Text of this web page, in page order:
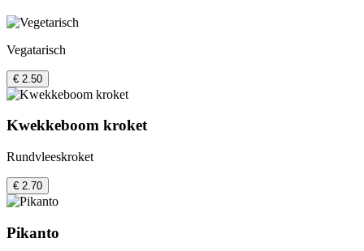
Vegatarisch
€ 2.50
Kwekkeboom kroket
Rundvleeskroket
€ 2.70
Pikanto